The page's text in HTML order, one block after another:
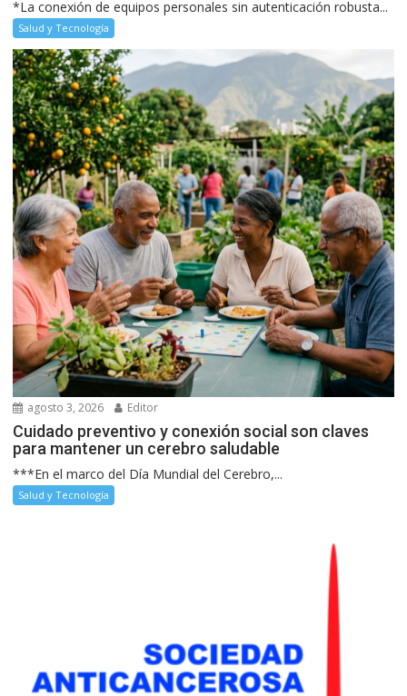
*La conexión de equipos personales sin autenticación robusta...
Salud y Tecnología
agosto 3, 2026 Editor
Cuidado preventivo y conexión social son claves
para mantener un cerebro saludable
***En el marco del Día Mundial del Cerebro,...
Salud y Tecnología